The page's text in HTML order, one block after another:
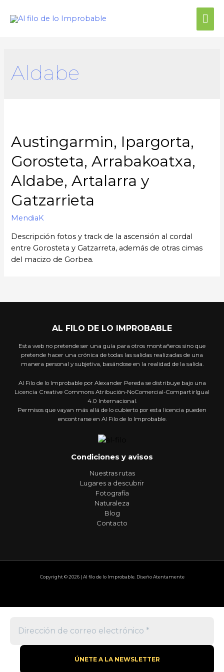
Aldabe
Austingarmin, Ipargorta,
Gorosteta, Arrabakoatxa,
Aldabe, Artalarra y
Gatzarrieta
MendiaK
Descripción fotos y track de la ascensión al cordal
entre Gorosteta y Gatzarreta, además de otras cimas
del macizo de Gorbea.
AL FILO DE LO IMPROBABLE
Esta web no pretende ser una guía para otros montañeros sino que
pretende hacer una crónica de todas las salidas realizadas de una
manera personal y subjetiva, basándose en la realidad de la salida.
Al Filo de lo Improbable por Alexander Pereda se distribuye bajo una
Licencia Creative Commons Atribución-NoComercial-CompartirIgual
4.0 Internacional.
Permisos que vayan más allá de lo cubierto por esta licencia pueden
encontrarse en Al Filo de lo Improbable.
Condiciones y avisos
Nuestras rutas
Lugares a descubrir
Fotografía
Naturaleza
Blog
Contacto
Copyright © 2026 | Al filo de lo Improbable. Diseño Atentamente